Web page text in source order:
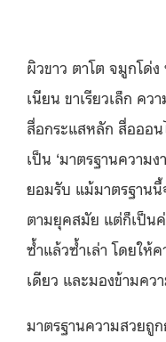
ผิวขาว ตาโต จมูกโด่
เนียน ขาเรียวเล็ก ค
สื่อกระแสหลัก สื่อออ
เป็น ‘มาตรฐานความ
ยอมรับ แม้มาตรฐานนี้
ตามยุคสมัย แต่ก็เป็น
ซ้ำแล้วซ้ำเล่า โดยให้
เดียว และมองข้ามค
มาตรฐานความสวยถู